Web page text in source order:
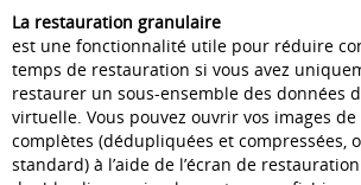
La restauration granulaire
est une fonctionnalité utile pour réduire
temps de restauration si vous avez
restaurer un sous-ensemble des données
virtuelle. Vous pouvez ouvrir vos images
complètes (dédupliquées et compressées,
standard) à l’aide de l’écran de